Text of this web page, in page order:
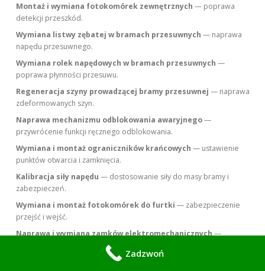
Montaż i wymiana fotokomórek zewnętrznych — poprawa
detekcji przeszkód.
Wymiana listwy zębatej w bramach przesuwnych — naprawa
napędu przesuwnego.
Wymiana rolek napędowych w bramach przesuwnych —
poprawa płynności przesuwu.
Regeneracja szyny prowadzącej bramy przesuwnej — naprawa
zdeformowanych szyn.
Naprawa mechanizmu odblokowania awaryjnego—
przywrócenie funkcji ręcznego odblokowania.
Wymiana i montaż ograniczników krańcowych — ustawienie
punktów otwarcia i zamknięcia.
Kalibracja siły napędu — dostosowanie siły do masy bramy i
zabezpieczeń.
Wymiana i montaż fotokomórek do furtki — zabezpieczenie
przejść i wejść.
Naprawa i wymiana zamków elektromechanicznych—
przywrócenie funkcji zamykania.
Montaż systemów awaryjnego zasilania
Zadzwoń